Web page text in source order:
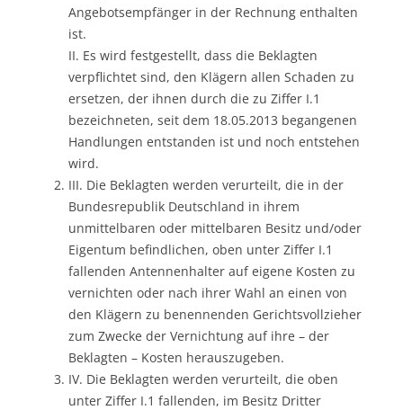
Angebotsempfänger in der Rechnung enthalten
ist.
II. Es wird festgestellt, dass die Beklagten
verpflichtet sind, den Klägern allen Schaden zu
ersetzen, der ihnen durch die zu Ziffer I.1
bezeichneten, seit dem 18.05.2013 begangenen
Handlungen entstanden ist und noch entstehen
wird.
III. Die Beklagten werden verurteilt, die in der
Bundesrepublik Deutschland in ihrem
unmittelbaren oder mittelbaren Besitz und/oder
Eigentum befindlichen, oben unter Ziffer I.1
fallenden Antennenhalter auf eigene Kosten zu
vernichten oder nach ihrer Wahl an einen von
den Klägern zu benennenden Gerichtsvollzieher
zum Zwecke der Vernichtung auf ihre – der
Beklagten – Kosten herauszugeben.
IV. Die Beklagten werden verurteilt, die oben
unter Ziffer I.1 fallenden, im Besitz Dritter